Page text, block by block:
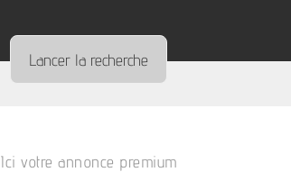
Ici votre annonce premium